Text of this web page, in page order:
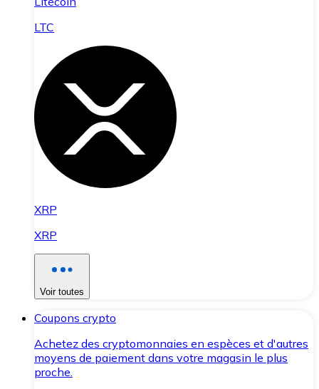
LTC
XRP
XRP
Voir toutes
Coupons crypto
Achetez des cryptomonnaies en espèces et d'autres
moyens de paiement dans votre magasin le plus
proche.